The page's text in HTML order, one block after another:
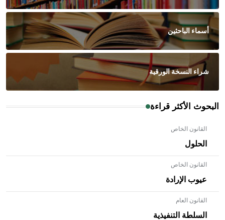
أسماء الباحثين
شراء النسخة الورقية
البحوث الأكثر قراءة
القانون الخاص
الحلول
القانون الخاص
عيوب الإرادة
القانون العام
السلطة التنفيذية